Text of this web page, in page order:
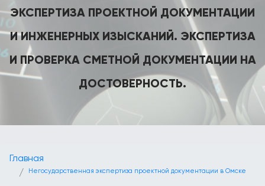
ЭКСПЕРТИЗА ПРОЕКТНОЙ ДОКУМЕНТАЦИИ
И ИНЖЕНЕРНЫХ ИЗЫСКАНИЙ. ЭКСПЕРТИЗА
И ПРОВЕРКА СМЕТНОЙ ДОКУМЕНТАЦИИ НА
ДОСТОВЕРНОСТЬ.
Главная
Негосударственная экспертиза проектной документации в Омске